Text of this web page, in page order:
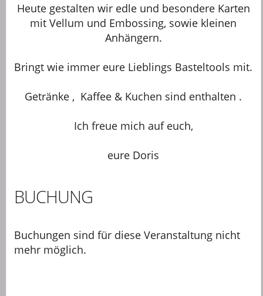
Heute gestalten wir edle und besondere Karten
mit Vellum und Embossing, sowie kleinen
Anhängern.
Bringt wie immer eure Lieblings Basteltools mit.
Getränke , Kaffee & Kuchen sind enthalten .
Ich freue mich auf euch,
eure Doris
BUCHUNG
Buchungen sind für diese Veranstaltung nicht
mehr möglich.